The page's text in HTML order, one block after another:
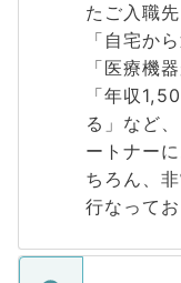
たご入職
「自宅か
「医療機
「年収
る」など
ートナー
ちろん、
行なってお